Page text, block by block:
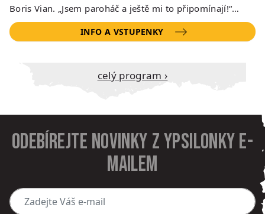
Boris Vian. „Jsem paroháč a ještě mi to připomínají!“…
INFO A VSTUPENKY
Celý program ›
Odebírejte novinky z Ypsilonky e-
mailem
Zadejte Váš e-mail